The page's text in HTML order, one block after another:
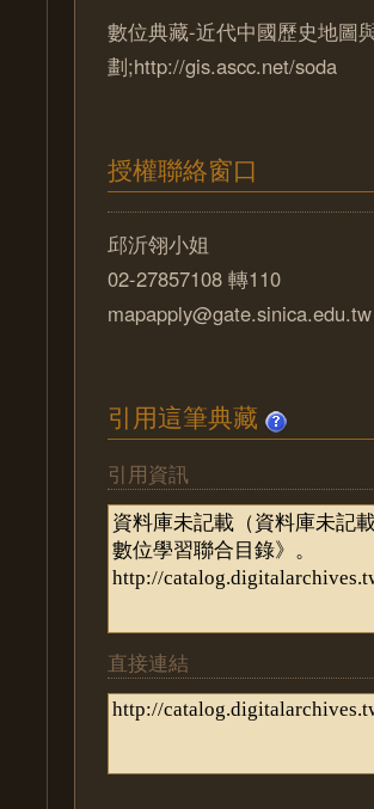
數位典藏-近代中國歷史地圖
劃;http://gis.ascc.net/soda
授權聯絡窗口
邱沂翎小姐
02-27857108 轉110
mapapply@gate.sinica.edu.tw
引用這筆典藏
引用資訊
直接連結